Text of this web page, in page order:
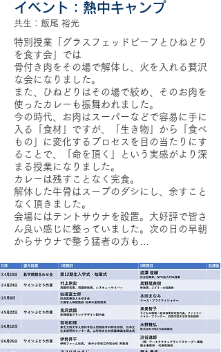
イベント：熱中キャンプ
共生：飯尾 裕光
特別授業「グラスフェッドビーフとひねどり
を食す会」では
骨付き肉をその場で解体し、火を入れる贅沢
な会になりました。
また、ひねどりはその場で絞め、そのお肉を
使ったカレーも振舞われました。
今の時代、お肉はスーパーなどで容易に手に
入る「食材」ですが、「生き物」から「食べ
もの」に変化するプロセスを目の当たりにす
ることで、「命を頂く」という実感がより深
まる授業になりました。
カレーは残すことなく完食。
解体した牛骨はスープのダシにし、余すこと
なく頂きました。
会場にはテントサウナを設置。大好評で皆さ
ん良い感じに整っていました。次の日の早朝
からサウナで整う猛者の方も…